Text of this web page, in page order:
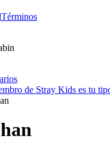
Términos
de Stray Kids es tu